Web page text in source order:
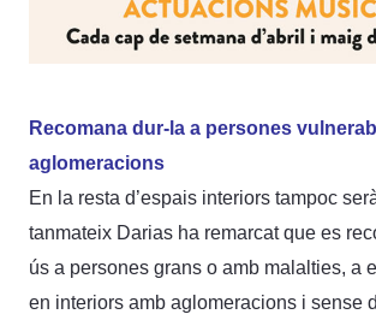
Recomana dur-la a persones
aglomeracions
En la resta d’espais interiors tampoc
tanmateix Darias ha remarcat que es
ús a persones grans o amb malalties, a
en interiors amb aglomeracions i sense